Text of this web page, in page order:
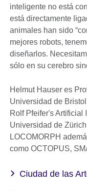
inteligente no está
está directamente
animales han sido
mejores robots,
diseñarlos.
sólo en su cerebro
Helmut Hauser es
Universidad de
Rolf Pfeifer's Artificial
Universidad de
LOCOMORPH
como OCTOPUS,
Ciudad de las